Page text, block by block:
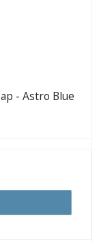
- Astro Blue